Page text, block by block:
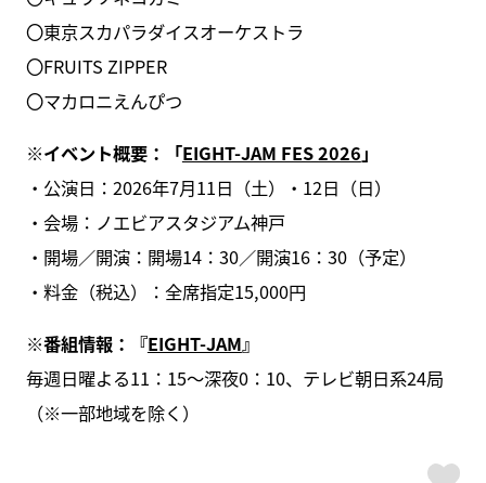
〇東京スカパラダイスオーケストラ
〇FRUITS ZIPPER
〇マカロニえんぴつ
※イベント概要：「EIGHT-JAM FES 2026 」
・公演日：2026年7月11日（土）・12日（日）
・会場：ノエビアスタジアム神戸
・開場／開演：開場14：30／開演16：30（予定）
・料金（税込）：全席指定15,000円
※番組情報：『EIGHT-JAM』
毎週日曜よる11：15～深夜0：10、テレビ朝日系24局
（※一部地域を除く）